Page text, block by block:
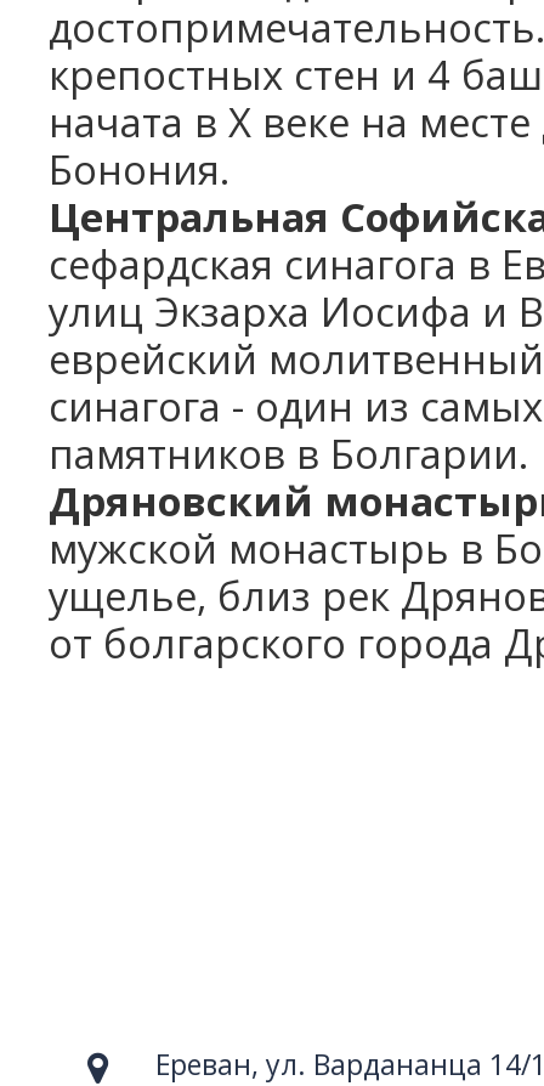
крепостных стен и 4
начата в X веке на
Бонония.
Центральная
сефардская синагога в
улиц Экзарха Иосифа и
еврейский
синагога - один из
памятников в Болгарии.
Дряновский
мужской монастырь в
ущелье, близ рек
от болгарского города
Ереван, ул. Вардананца 14/